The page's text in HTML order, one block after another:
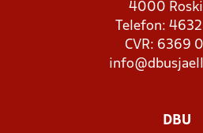
4000
Telefon:
CVR: 6369
DBU